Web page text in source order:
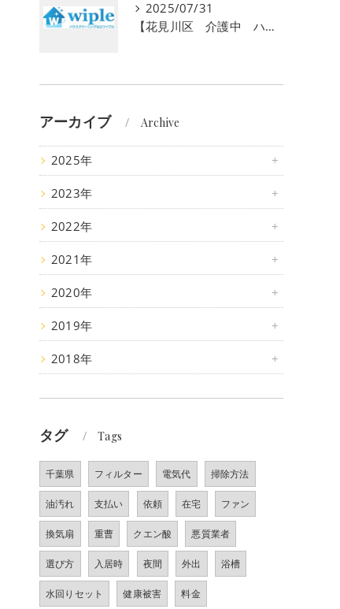
2025/07/31
【花見川区 介護中 ハウスクリーニング】介護で忙しいあなたへ。初回半額キャンペーンで水回りのプロ清掃を体験しませんか？
アーカイブ Archive
2025年
2023年
2022年
2021年
2020年
2019年
2018年
タグ Tags
千葉県 フィルター 電気代 掃除方法
油汚れ 支払い 依頼 在宅 ファン
換気扇 重曹 クエン酸 悪質業者
選び方 入居時 夜間 外出 浴槽
水回りセット 健康被害 料金